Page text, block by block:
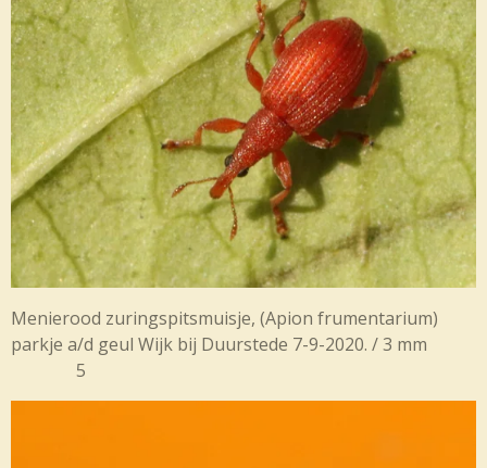
Menierood zuringspitsmuisje, (Apion frumentarium)
parkje a/d geul Wijk bij Duurstede 7-9-2020. / 3 mm
5